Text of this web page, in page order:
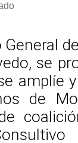
General
se
amplíe
de